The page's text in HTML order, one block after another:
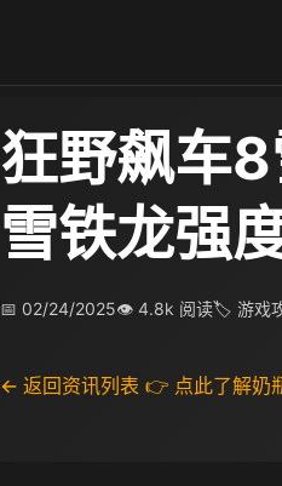
狂野飙车
雪铁龙强
📅 02/24/2025👁 4.8k 阅读🏷 游戏
← 返回资讯列表 👉 点此了解奶